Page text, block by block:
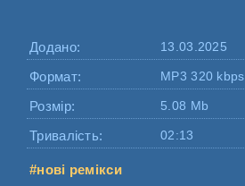
Додано: 13.03.2025
Формат: MP3 320 kbps
Розмір: 5.08 Mb
Тривалість: 02:13
#нові ремікси